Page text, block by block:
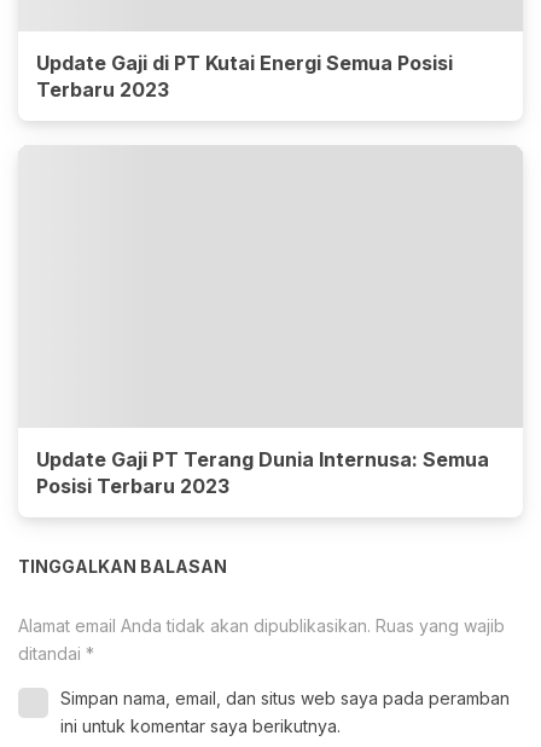
Update Gaji di PT Kutai Energi Semua Posisi
Terbaru 2023
Update Gaji PT Terang Dunia Internusa: Semua
Posisi Terbaru 2023
TINGGALKAN BALASAN
Alamat email Anda tidak akan dipublikasikan. Ruas yang wajib
ditandai *
Simpan nama, email, dan situs web saya pada peramban
ini untuk komentar saya berikutnya.